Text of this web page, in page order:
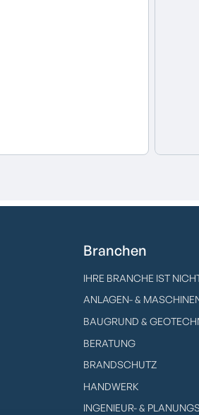
Branchen
IHRE BRANCHE IST
ANLAGEN- &
BAUGRUND &
BERATUNG
BRANDSCHUTZ
HANDWERK
INGENIEUR- &